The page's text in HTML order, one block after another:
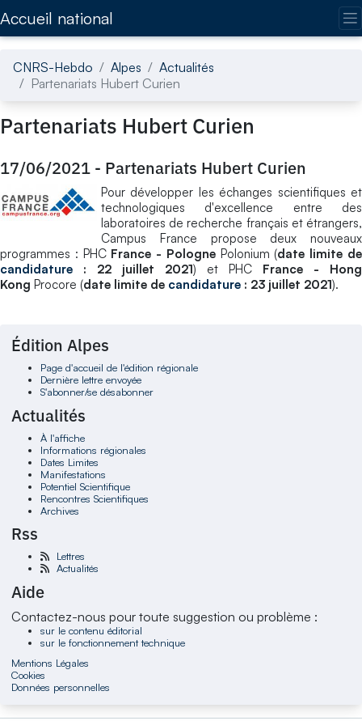
Accueil national
CNRS-Hebdo Alpes
Actualités
Partenariats Hubert Curien
Partenariats Hubert Curien
17/06/2021 - Partenariats Hubert Curien
Pour développer les échanges scientifiques et
technologiques d'excellence entre des
laboratoires de recherche français et étrangers,
Campus France propose deux nouveaux
programmes : PHC France - PolognePolonium (date limite de
candidature : 22 juillet 2021) et PHC France - Hong
Kong Procore (date limite de candidature : 23 juillet 2021).
Édition Alpes
Page d'accueil de l'édition régionale
Dernière lettre envoyée
S'abonner/se désabonner
Actualités
À l'affiche
Informations régionales
Dates Limites
Manifestations
Potentiel Scientifique
Rencontres Scientifiques
Archives
Rss
Lettres
Actualités
Aide
Contactez-nous pour toute suggestion ou problème :
sur le contenu éditorial
sur le fonctionnement technique
Mentions Légales
Cookies
Données personnelles